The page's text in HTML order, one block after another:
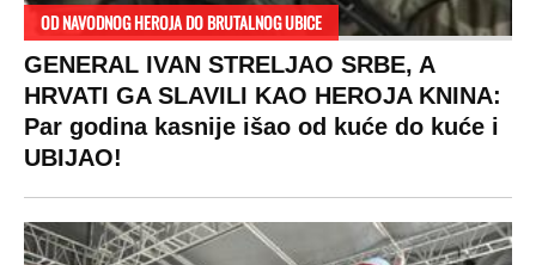
tako: "Ti si svoje srpsko izdala"